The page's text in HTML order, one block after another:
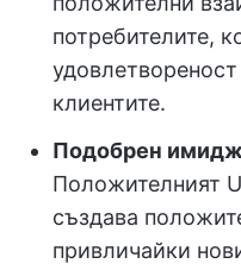
потребителите,
клиентите.
Подобрен имидж
Положителният
създава
привличайки